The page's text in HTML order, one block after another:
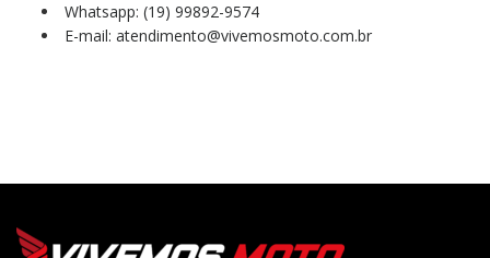
Whatsapp: (19) 99892-9574
E-mail: atendimento@vivemosmoto.com.br